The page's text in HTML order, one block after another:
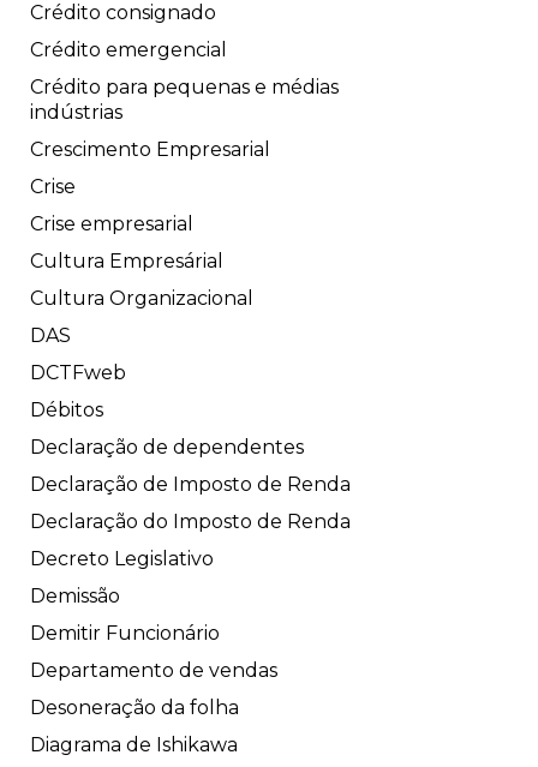
Crédito consignado
Crédito emergencial
Crédito para pequenas e médias
indústrias
Crescimento Empresarial
Crise
Crise empresarial
Cultura Empresárial
Cultura Organizacional
DAS
DCTFweb
Débitos
Declaração de dependentes
Declaração de Imposto de Renda
Declaração do Imposto de Renda
Decreto Legislativo
Demissão
Demitir Funcionário
Departamento de vendas
Desoneração da folha
Diagrama de Ishikawa